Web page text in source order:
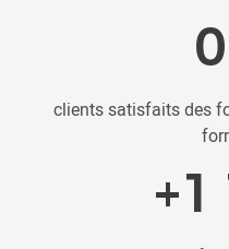
clients satisfaits des
+2